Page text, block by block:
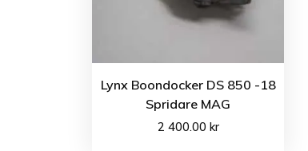
Lynx Boondocker DS 850 -18
Spridare MAG
2 400.00 kr